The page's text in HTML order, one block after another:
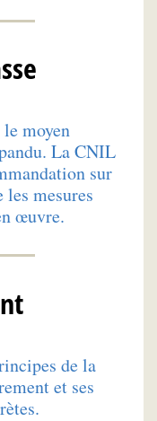
moyen
La CNIL
sur
les mesures
œuvre.
de la
et ses